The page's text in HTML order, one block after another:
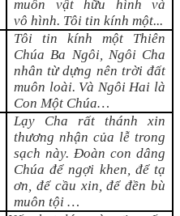
muôn vật hữu hình và
vô hình. Tôi tin kính một...
Tôi tin kính một Thiên
Chúa Ba Ngôi, Ngôi Cha
nhân từ dựng nên trời đất
muôn loài. Và NgôiHai là
Con Một Chúa…
Lạy Cha rất thánh xin
thương nhận của lễ trong
sạch này. Đoàn con dâng
Chúa để ngợi khen, để tạ
ơn, để cầu xin, để đền bù
muôn tội …